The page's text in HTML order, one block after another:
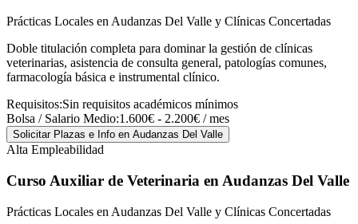
Prácticas Locales en Audanzas Del Valle y Clínicas Concertadas
Doble titulación completa para dominar la gestión de clínicas
veterinarias, asistencia de consulta general, patologías comunes,
farmacología básica e instrumental clínico.
Requisitos:Sin requisitos académicos mínimos
Bolsa / Salario Medio:1.600€ - 2.200€ / mes
Solicitar Plazas e Info en Audanzas Del Valle
Alta Empleabilidad
Curso Auxiliar de Veterinaria en Audanzas Del Valle
Prácticas Locales en Audanzas Del Valle y Clínicas Concertadas